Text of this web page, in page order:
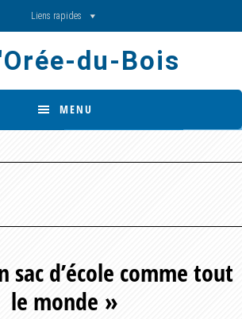
Liens rapides
du-Bois
MENU
sac d’école comme tout
le monde »